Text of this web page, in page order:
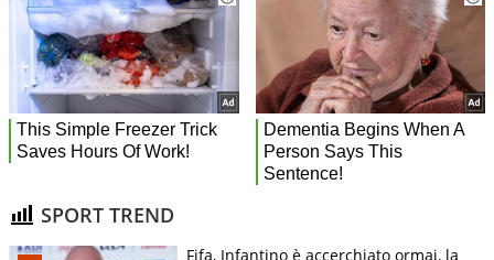
SPORT TREND
Fifa, Infantino è accerchiato ormai, la